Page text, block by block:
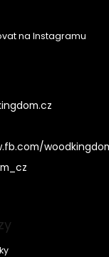
na Instagramu